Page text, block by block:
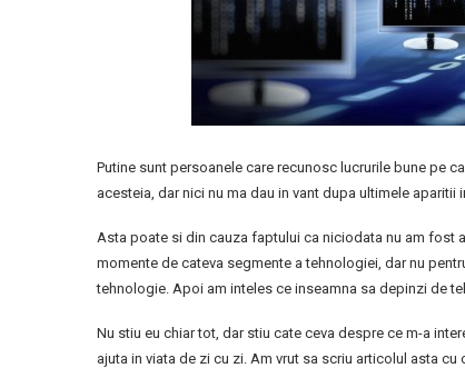
Putine sunt persoanele care recunosc lucrurile bune pe
acesteia, dar nici nu ma dau in vant dupa ultimele
Asta poate si din cauza faptului ca niciodata nu am fost
momente de cateva segmente a tehnologiei, dar nu
tehnologie. Apoi am inteles ce inseamna sa depinzi de
Nu stiu eu chiar tot, dar stiu cate ceva despre ce m-a
ajuta in viata de zi cu zi. Am vrut sa scriu articolul asta